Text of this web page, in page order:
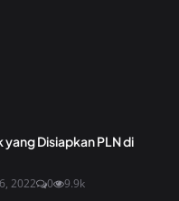
yang Disiapkan PLN di
2022 0 9.9k